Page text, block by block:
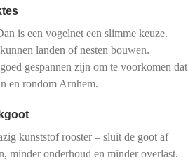
is een vogelnet een slimme keuze.
landen of nesten bouwen.
gespannen zijn om te voorkomen dat
en rondom Arnhem.
kunststof rooster – sluit de goot af
minder onderhoud en minder overlast.